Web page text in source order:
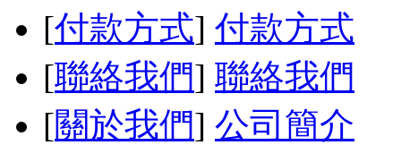
[付款方式] 付款方式
[聯絡我們] 聯絡我們
[關於我們] 公司簡介